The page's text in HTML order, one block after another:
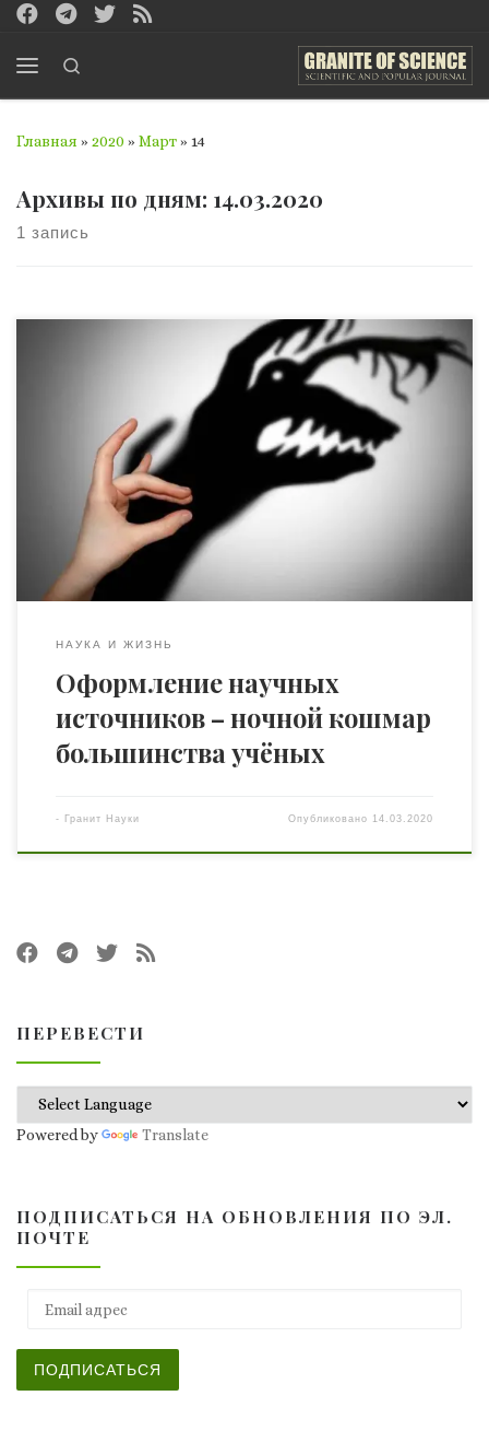
Перейти к содержимому
Главная » 2020 » Март» 14
Архивы по дням: 14.03.2020
1 запись
Внедрение мировых стандартов в научную
деятельность украинских ученых вызвало настоящий
бум в Украине. Мы перевели с украинского языка
материал Елизаветы Батаевой из журнала «Наука и
метрика» и публикуем его, чтобы помочь вам лучше с
этим всем разобраться. Речь идет о необходимости
размещения статей в международных изданиях баз
данных Scopus и […]
НАУКА И ЖИЗНЬ
Оформление научных
источников – ночной кошмар
большинства учёных
- Гранит Науки Опубликовано 14.03.2020
ПЕРЕВЕСТИ
Powered by Translate
ПОДПИСАТЬСЯ НА ОБНОВЛЕНИЯ ПО ЭЛ.
ПОЧТЕ
ПОДПИСАТЬСЯ